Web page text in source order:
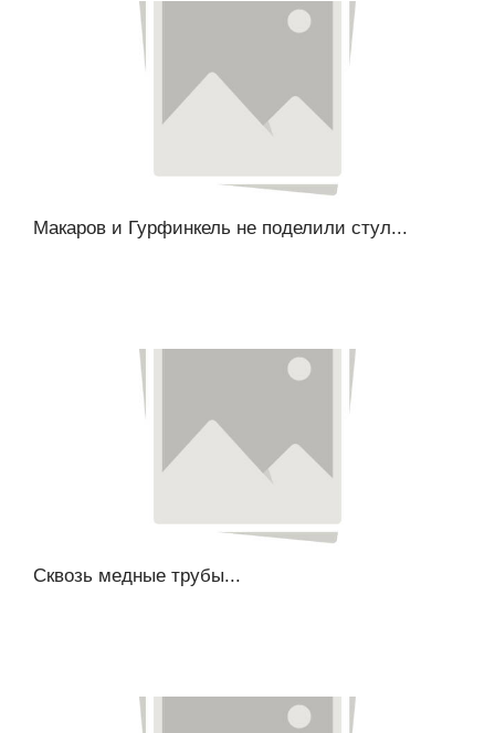
Макаров и Гурфинкель не поделили стул...
Сквозь медные трубы...